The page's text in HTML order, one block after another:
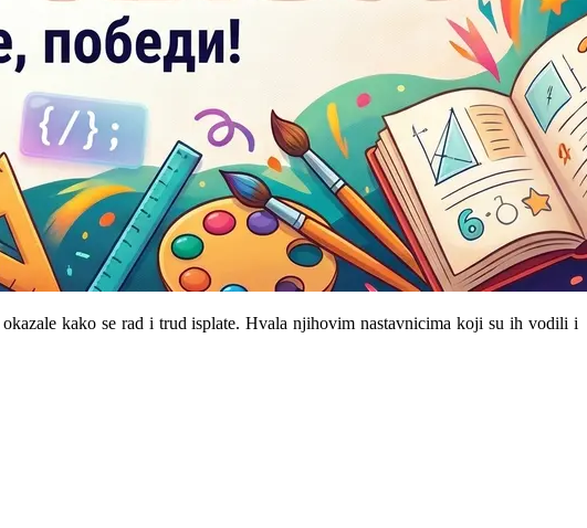
kako se rad i trud isplate. Hvala njihovim nastavnicima koji su ih vodili i